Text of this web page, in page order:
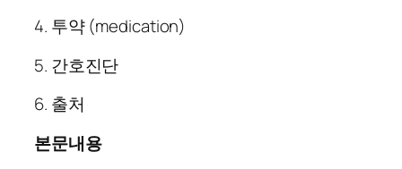
4. 투약 (medication)
5. 간호진단
6. 출처
본문내용